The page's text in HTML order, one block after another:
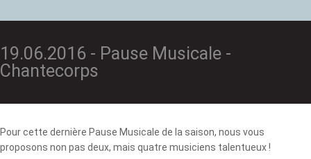
19.06.2016 - Pause Musicale -
Chantecorps
Pour cette dernière Pause Musicale de la saison, nous vous
proposons non pas deux, mais quatre musiciens talentueux !